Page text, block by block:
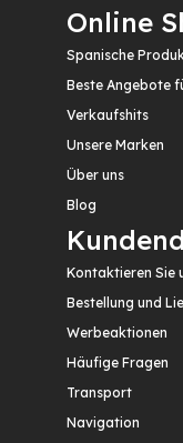
Online
Spanische
Beste Angebote
Verkaufshits
Unsere Marken
Über uns
Blog
Kontaktieren Sie
Bestellung und
Werbeaktionen
Häufige Fragen
Transport
Navigation